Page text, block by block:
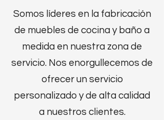
Somos líderes en la fabricación
de muebles de cocina y baño a
medida en nuestra zona de
servicio. Nos enorgullecemos de
ofrecer un servicio
personalizado y de alta calidad
a nuestros clientes.